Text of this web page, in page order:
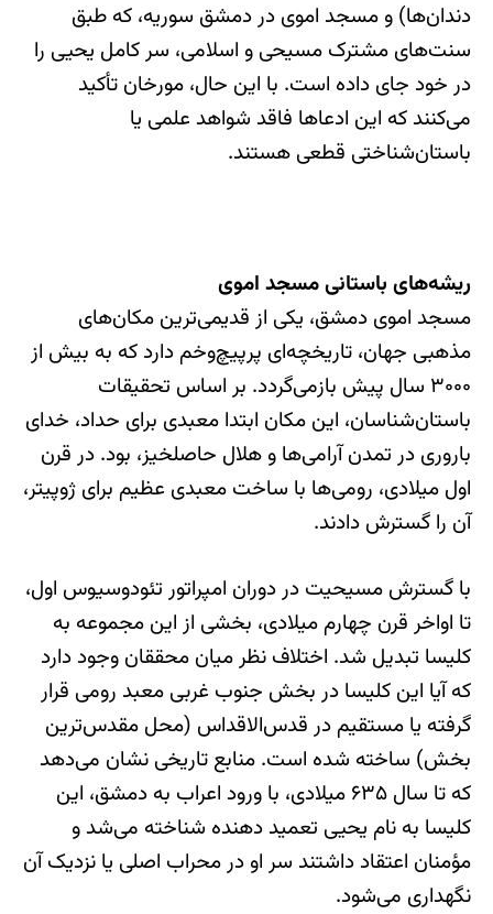
دندان‌ها) و مسجد اموی در دمشق سوریه، که طبق
سنت‌های مشترک مسیحی و اسلامی، سر کامل یحیی را
در خود جای داده است. با این حال، مورخان تأکید
می‌کنند که این ادعاها فاقد شواهد علمی یا
باستان‌شناختی قطعی هستند.
ریشه‌های باستانی مسجد اموی
مسجد اموی دمشق، یکی از قدیمی‌ترین مکان‌های
مذهبی جهان، تاریخچه‌ای پرپیچ‌وخم دارد که به بیش از
۳۰۰۰ سال پیش بازمی‌گردد. بر اساس تحقیقات
باستان‌شناسان، این مکان ابتدا معبدی برای حداد، خدای
باروری در تمدن آرامی‌ها و هلال حاصلخیز، بود. در قرن
اول میلادی، رومی‌ها با ساخت معبدی عظیم برای ژوپیتر،
آن را گسترش دادند.
با گسترش مسیحیت در دوران امپراتور تئودوسیوس اول،
تا اواخر قرن چهارم میلادی، بخشی از این مجموعه به
کلیسا تبدیل شد. اختلاف نظر میان محققان وجود دارد
که آیا این کلیسا در بخش جنوب غربی معبد رومی قرار
گرفته یا مستقیم در قدس‌الاقداس (محل مقدس‌ترین
بخش) ساخته شده است. منابع تاریخی نشان می‌دهد
که تا سال ۶۳۵ میلادی، با ورود اعراب به دمشق، این
کلیسا به نام یحیی تعمید دهنده شناخته می‌شد و
مؤمنان اعتقاد داشتند سر او در محراب اصلی یا نزدیک آن
نگهداری می‌شود.